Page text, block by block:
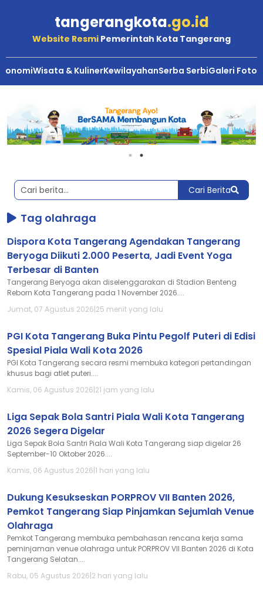
tangerangkota.go.id
Website Resmi Pemerintah Kota Tangerang
Wisata & KulinerKewilayahanSerba SerbiGaleri Foto
Kota
Tangerang
Cari Berita
Tag olahraga
Dispora Kota Tangerang Agendakan Tangerang
Beryoga Diikuti 2.000 Peserta, Jadi Event Yoga
Terbesar di Banten
Tangerang Beryoga akan diselenggarakan di Stadion Benteng
Reborn Kota Tangerang pada 1 November 2026....
Jumat, 07 Agustus 2026|25 menit yang lalu
PGI Kota Tangerang Buka Pintu Pegolf Puteri di Edisi
Spesial Piala Wali Kota 2026
PGI Kota Tangerang secara resmi membuka kategori pertandingan
khusus bagi atlet puteri....
Kamis, 06 Agustus 2026|21 jam yang lalu
Liga Sepak Bola Santri Piala Wali Kota Tangerang
2026 Segera Digelar
Liga Sepak Bola Santri Piala Wali Kota Tangerang siap digelar 26
September-10 Oktober 2026....
Kamis, 06 Agustus 2026|1 hari yang lalu
Dukung Kesukseskan PORPROV VII Banten 2026,
Pemkot Tangerang Siap Pinjamkan Sejumlah Venue
Olahraga
Pemkot Tangerang membuka pembahasan rencana kerja sama
peminjaman venue olahraga untuk PORPROV VII Banten 2026 di Kota
Tangerang Selatan....
Rabu, 05 Agustus 2026|2 hari yang lalu